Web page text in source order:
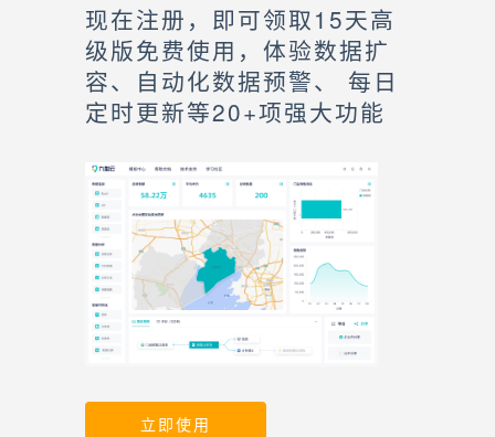
现在注册，即可领取15天高
级版免费使用，体验数据扩
容、自动化数据预警、 每日
定时更新等20+项强大功能
立即使用